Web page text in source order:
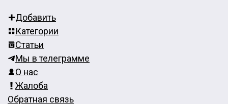
Добавить
Категории
Статьи
Мы в телеграмме
О нас
Жалоба
Обратная связь